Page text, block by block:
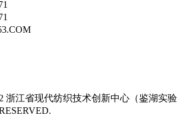
浙江省现代纺织技术创新中心（鉴湖实验